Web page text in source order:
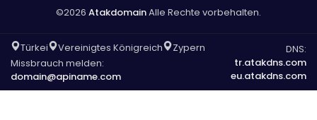
©2026 AtakdomainAlle Rechte vorbehalten.
Türkei Vereinigtes Königreich
Zypern
Missbrauch melden:
domain@apiname.com
DNS:
tr.atakdns.com
eu.atakdns.com